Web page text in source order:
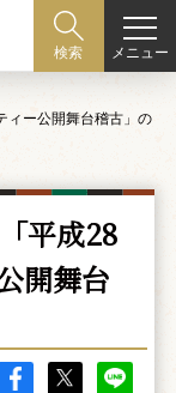
検索 メニュー
ィー公開舞台稽古」の
平成28
開舞台